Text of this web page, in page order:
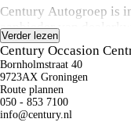
Century Autogroep is
aanbieder van
perfecte prijs/kwaliteit
bekend is.
Koop:
Bij aanschaf van een
onze onderhoud en
Verder lezen
Century Occasion
Bornholmstraat 40
9723AX Groningen
Route plannen
050 - 853 7100
info@century.nl